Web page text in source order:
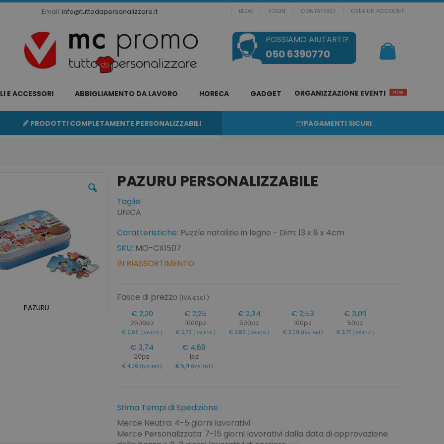
Email: info@tuttodapersonalizzare.it BLOG LOGIN CONTATTACI CREA UN ACCOUNT
POSSIAMO AIUTARTI?
050 6390770
E ACCESSORI ABBIGLIAMENTO DA LAVORO HORECA GADGET ORGANIZZAZIONE EVENTI NEW
PRODOTTI COMPLETAMENTE PERSONALIZZABILI PAGAMENTI SICURI
PAZURU
PAZURU
Taglie:
UNICA
Caratteristiche: Puzzle natalizio in legno - Dim: 13 x 8 x 4cm
SKU: MO-CX1507
IN RIASSORTIMENTO
Fasce di prezzo (IVA escl.)
€ 2,20
2500pz
€ 2,68 (IVA incl.)
€ 2,25
1000pz
€ 2,75 (IVA incl.)
€ 2,34
500pz
€ 2,85 (IVA incl.)
€ 2,53
100pz
€ 3,09 (IVA incl.)
€ 3,09
50pz
€ 3,77 (IVA incl.)
€ 3,74
20pz
€ 4,56 (IVA incl.)
€ 4,68
1pz
€ 5,71 (IVA incl.)
Stima Tempi di Spedizione
Merce Neutra: 4-5 giorni lavorativi
Merce Personalizzata: 7-15 giorni lavorativi dalla data di approvazione